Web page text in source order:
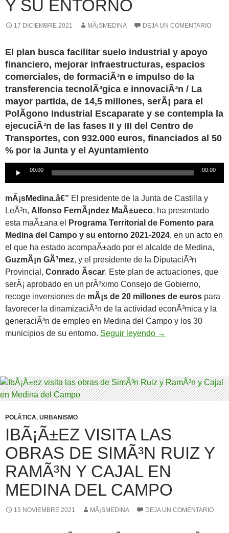
Y SU ENTORNO
17 DICIEMBRE 2021 MÃ¡SMEDINA DEJA UN COMENTARIO
El plan busca facilitar suelo industrial y apoyo
financiero, mejorar infraestructuras, espacios
comerciales, de formaciÃ³n e impulso de la
transferencia tecnolÃ³gica e innovaciÃ³n / La
mayor partida, de 14,5 millones, serÃ¡ para el
PolÃ­gono Industrial Escaparate y se contempla la
ejecuciÃ³n de las fases II y III del Centro de
Transportes, con 932.000 euros, financiados al 50
% por la Junta y el Ayuntamiento
Reproductor
audio
00:00 00:00
mÃ¡sMedina.â€” El presidente de la Junta de Castilla y
LeÃ³n, Alfonso FernÃ¡ndez MaÃ±ueco, ha presentado
esta maÃ±ana el
Programa Territorial de Fomento para
Medina del Campo y su entorno 2021-2024, en un acto en
el que ha estado acompaÃ±ado por el alcalde de Medina,
GuzmÃ¡n GÃ³mez, y el presidente de la DiputaciÃ³n
Provincial, Conrado Ãscar. Este plan de actuaciones, que
serÃ¡ aprobado en un prÃ³ximo Consejo de Gobierno,
recoge inversiones de mÃ¡s de 20 millones de euros para
favorecer la dinamizaciÃ³n de la actividad econÃ³mica y la
generaciÃ³n de empleo en Medina del Campo y los 30
municipios de su entorno. Seguir leyendo MaÃ±ueco
→
POLÃ­TICA, URBANISMO
IBÃ¡Ã±EZ VISITA LAS
OBRAS DE SIMÃ³N RUIZ Y
RAMÃ³N Y CAJAL EN
MEDINA DEL CAMPO
15 NOVIEMBRE 2021 MÃ¡SMEDINA DEJA UN COMENTARIO